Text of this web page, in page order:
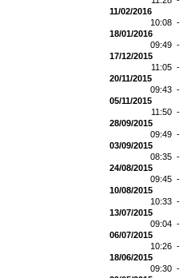
11/02/2016
10:08 -
18/01/2016
09:49 -
17/12/2015
11:05 -
20/11/2015
09:43 -
05/11/2015
11:50 -
28/09/2015
09:49 -
03/09/2015
08:35 -
24/08/2015
09:45 -
10/08/2015
10:33 -
13/07/2015
09:04 -
06/07/2015
10:26 -
18/06/2015
09:30 -